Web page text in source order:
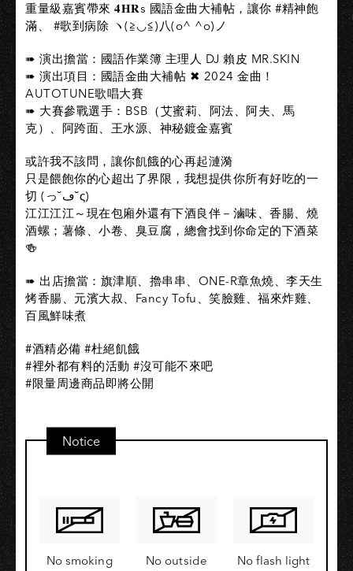
重量級嘉賓帶來 𝟒𝐇𝐑s 國語金曲大補帖，讓你 #精神飽
滿、 #歌到病除 ヽ(≧◡≦)八(o^ ^o)ノ
➠ 演出擔當：國語作業簿 主理人 DJ 賴皮 MR.SKIN
➠ 演出項目：國語金曲大補帖 ✖ 2024 金曲！
AUTOTUNE歌唱大賽
➠ 大賽參戰選手：BSB（艾蜜莉、阿法、阿夫、馬
克）、阿跨面、王水源、神秘鍍金嘉賓
或許我不該問，讓你飢餓的心再起漣漪
只是餵飽你的心超出了界限，我想提供你所有好吃的一
切 (っ˘ڡ˘ς)
江江江江～現在包廂外還有下酒良伴－滷味、香腸、燒
酒螺；薯條、小卷、臭豆腐，總會找到你命定的下酒菜
🍻
➠ 出店擔當：旗津順、擼串串、ONE-R章魚燒、李天生
烤香腸、元濱大叔、Fancy Tofu、笑臉雞、福來炸雞、
百風鮮味煮
#酒精必備 #杜絕飢餓
#裡外都有料的活動 #沒可能不來吧
#限量周邊商品即將公開
Notice
No smoking
No outside
No flash light